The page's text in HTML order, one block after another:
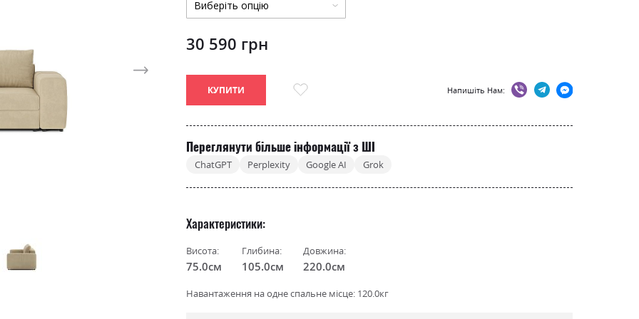
30 590 грн
КУПИТИ Напишіть Нам:
Переглянути більше інформації з ШІ
ChatGPT Perplexity Google AI Grok
Характеристики
Висота:
75.0см
Глибина:
105.0см
Довжина:
220.0см
Навантаження на одне спальне місце: 120.0кг